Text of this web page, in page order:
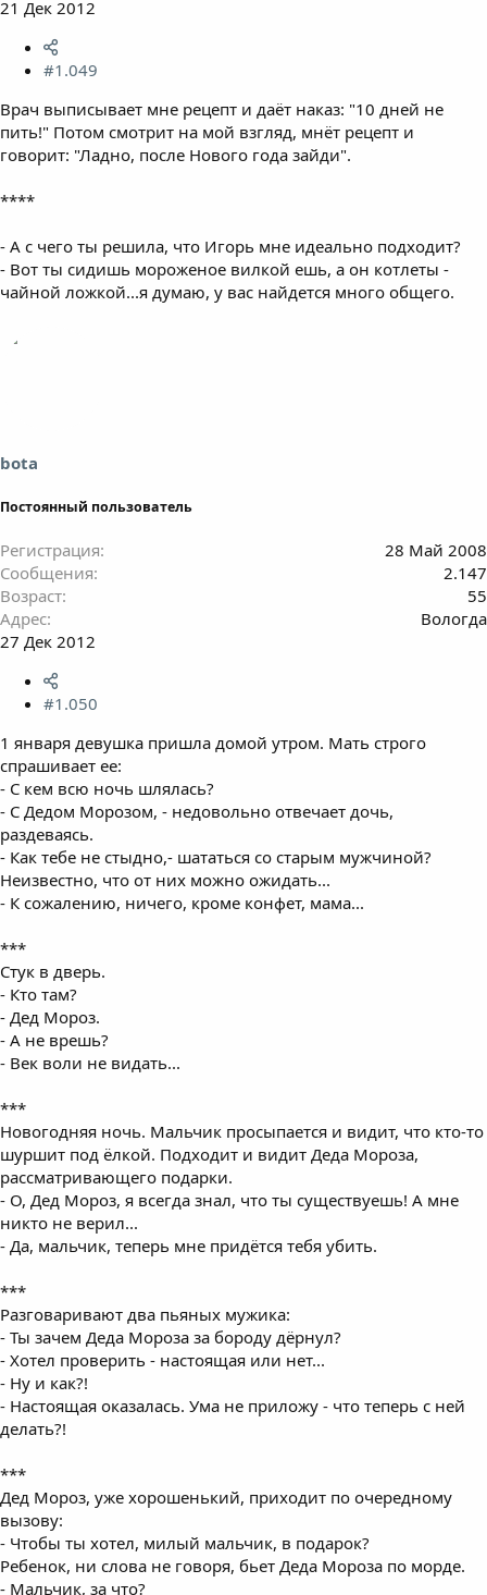
21 Дек 2012
#1.049
Врач выписывает мне рецепт и даёт наказ: "10 дней не
пить!" Потом смотрит на мой взгляд, мнёт рецепт и
говорит: "Ладно, после Нового года зайди".
****
- А с чего ты решила, что Игорь мне идеально подходит?
- Вот ты сидишь мороженое вилкой ешь, а он котлеты -
чайной ложкой...я думаю, у вас найдется много общего.
bota
Постоянный пользователь
Регистрация
28 Май 2008
Сообщения
2.147
Возраст
55
Адрес
Вологда
27 Дек 2012
#1.050
1 января девушка пришла домой утром. Мать строго
спрашивает ее:
- С кем всю ночь шлялась?
- С Дедом Морозом, - недовольно отвечает дочь,
раздеваясь.
- Как тебе не стыдно,- шататься со старым мужчиной?
Неизвестно, что от них можно ожидать...
- К сожалению, ничего, кроме конфет, мама...
***
Стук в дверь.
- Кто там?
- Дед Мороз.
- А не врешь?
- Век воли не видать...
***
Новогодняя ночь. Мальчик просыпается и видит, что кто-то
шуршит под ёлкой. Подходит и видит Деда Мороза,
рассматривающего подарки.
- О, Дед Мороз, я всегда знал, что ты существуешь! А мне
никто не верил...
- Да, мальчик, теперь мне придётся тебя убить.
***
Разговаривают два пьяных мужика:
- Ты зачем Деда Мороза за бороду дёрнул?
- Хотел проверить - настоящая или нет...
- Ну и как?!
- Настоящая оказалась. Ума не приложу - что теперь с ней
делать?!
***
Дед Мороз, уже хорошенький, приходит по очередному
вызову:
- Чтобы ты хотел, милый мальчик, в подарок?
Ребенок, ни слова не говоря, бьет Деда Мороза по морде.
- Мальчик, за что?